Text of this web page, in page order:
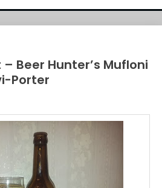
Beer Hunter’s Mufloni
Porter